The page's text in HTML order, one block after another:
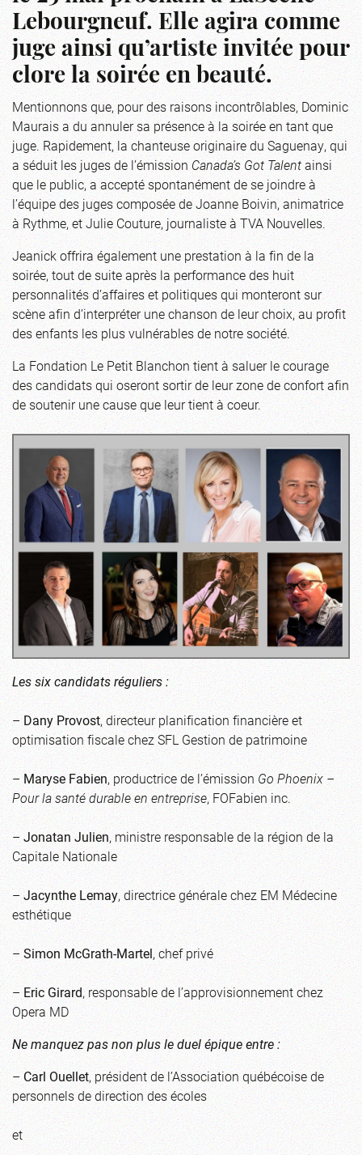
Lebourgneuf. Elle agira comme
juge ainsi qu’artiste invitée pour
clore la soirée en beauté.
Mentionnons que, pour des raisons incontrôlables, Dominic
Maurais a du annuler sa présence à la soirée en tant que
juge. Rapidement, la chanteuse originaire du Saguenay, qui
a séduit les juges de l’émissionCanada’s Got Talentainsi
que le public, a accepté spontanément de se joindre à
l’équipe des juges composée de Joanne Boivin, animatrice
à Rythme, et Julie Couture, journaliste à TVA Nouvelles.
Jeanick offrira également une prestation à la fin de la
soirée, tout de suite après la performance des huit
personnalités d’affaires et politiques qui monteront sur
scène afin d’interpréter une chanson de leur choix, au profit
des enfants les plus vulnérables de notre société.
La Fondation Le Petit Blanchon tient à saluer le courage
des candidats qui oseront sortir de leur zone de confort afin
de soutenir une cause que leur tient à coeur.
Les six candidats réguliers :
–Dany Provost, directeur planification financière et
optimisation fiscale chez SFL Gestion de patrimoine
–Maryse Fabien, productrice de l’émissionGo Phoenix –
Pour la santé durable en entreprise, FOFabien inc.
–Jonatan Julien, ministre responsable de la région de la
Capitale Nationale
–Jacynthe Lemay, directrice générale chez EM Médecine
esthétique
–Simon McGrath-Martel, chef privé
–Eric Girard, responsable de l’approvisionnement chez
Opera MD
Ne manquez pas non plus le duel épique entre :
–Carl Ouellet, président de l’Association québécoise de
personnels de direction des écoles
et